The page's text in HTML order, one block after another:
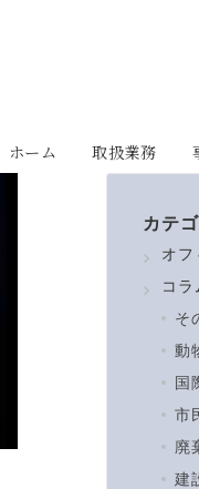
ホーム 取扱業務
カテ
オフ
コラ
そ
動
国
市
廃
建